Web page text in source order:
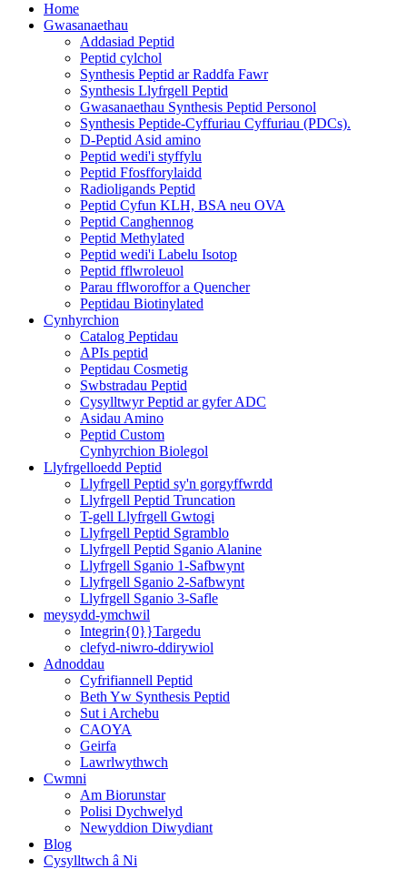
Home
Gwasanaethau
Addasiad Peptid
Peptid cylchol
Synthesis Peptid ar Raddfa Fawr
Synthesis Llyfrgell Peptid
Gwasanaethau Synthesis Peptid Personol
Synthesis Peptide-Cyffuriau Cyffuriau (PDCs).
D-Peptid Asid amino
Peptid wedi'i styffylu
Peptid Ffosfforylaidd
Radioligands Peptid
Peptid Cyfun KLH, BSA neu OVA
Peptid Canghennog
Peptid Methylated
Peptid wedi'i Labelu Isotop
Peptid fflwroleuol
Parau fflworoffor a Quencher
Peptidau Biotinylated
Cynhyrchion
Catalog Peptidau
APIs peptid
Peptidau Cosmetig
Swbstradau Peptid
Cysylltwyr Peptid ar gyfer ADC
Asidau Amino
Peptid Custom
Cynhyrchion Biolegol
Llyfrgelloedd Peptid
Llyfrgell Peptid sy'n gorgyffwrdd
Llyfrgell Peptid Truncation
T-gell Llyfrgell Gwtogi
Llyfrgell Peptid Sgramblo
Llyfrgell Peptid Sganio Alanine
Llyfrgell Sganio 1-Safbwynt
Llyfrgell Sganio 2-Safbwynt
Llyfrgell Sganio 3-Safle
meysydd-ymchwil
Integrin{0}}Targedu
clefyd-niwro-ddirywiol
Adnoddau
Cyfrifiannell Peptid
Beth Yw Synthesis Peptid
Sut i Archebu
CAOYA
Geirfa
Lawrlwythwch
Cwmni
Am Biorunstar
Polisi Dychwelyd
Newyddion Diwydiant
Blog
Cysylltwch â Ni